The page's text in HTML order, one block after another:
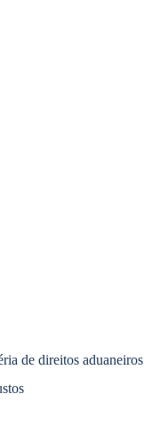
de direitos aduaneiros